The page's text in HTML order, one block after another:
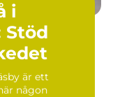
i
Stöd
är ett
någon